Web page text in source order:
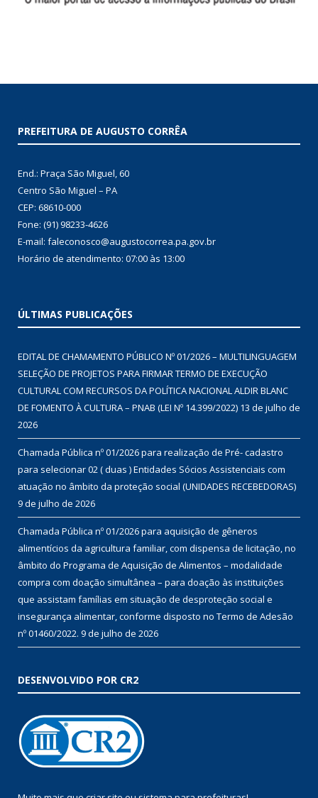
PREFEITURA DE AUGUSTO CORRÊA
End.: Praça São Miguel, 60
Centro São Miguel – PA
CEP: 68610-000
Fone: (91) 98233-4626
E-mail: faleconosco@augustocorrea.pa.gov.br
Horário de atendimento: 07:00 às 13:00
ÚLTIMAS PUBLICAÇÕES
EDITAL DE CHAMAMENTO PÚBLICO Nº 01/2026 – MULTILINGUAGEM
SELEÇÃO DE PROJETOS PARA FIRMAR TERMO DE EXECUÇÃO
CULTURAL COM RECURSOS DA POLÍTICA NACIONAL ALDIR BLANC
DE FOMENTO À CULTURA – PNAB (LEI Nº 14.399/2022) 13 de julho de
2026
Chamada Pública nº 01/2026 para realização de Pré- cadastro
para selecionar 02 ( duas ) Entidades Sócios Assistenciais com
atuação no âmbito da proteção social (UNIDADES RECEBEDORAS)
9 de julho de 2026
Chamada Pública nº 01/2026 para aquisição de gêneros
alimentícios da agricultura familiar, com dispensa de licitação, no
âmbito do Programa de Aquisição de Alimentos – modalidade
compra com doação simultânea – para doação às instituições
que assistam famílias em situação de desproteção social e
insegurança alimentar, conforme disposto no Termo de Adesão
nº 01460/2022. 9 de julho de 2026
DESENVOLVIDO POR CR2